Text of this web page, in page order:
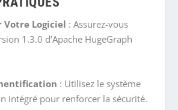
Votre Logiciel : Assurez-vous
1.3.0 d’Apache HugeGraph
: Utilisez le système
intégré pour renforcer la sécurité.